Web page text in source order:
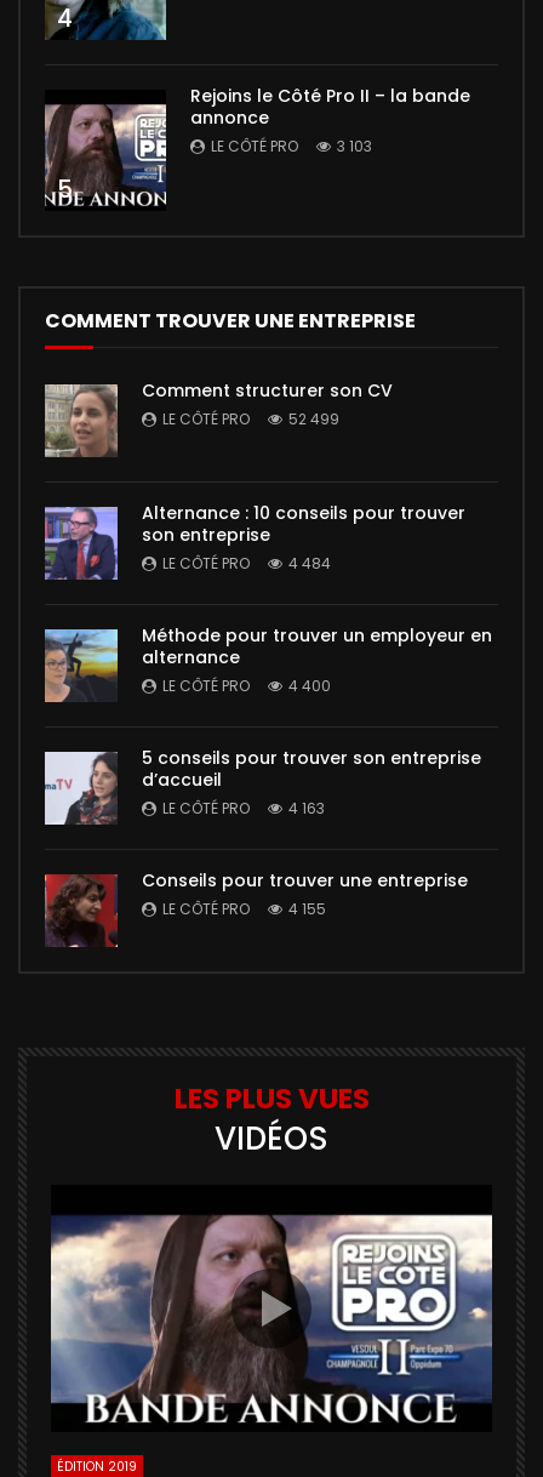
4
5
Rejoins le Côté Pro II – la bande
annonce
LE CÔTÉ PRO 3 103
COMMENT TROUVER UNE ENTREPRISE
Comment structurer son CV
LE CÔTÉ PRO 52 499
Alternance : 10 conseils pour trouver
son entreprise
LE CÔTÉ PRO 4 484
Méthode pour trouver un employeur en
alternance
LE CÔTÉ PRO 4 400
5 conseils pour trouver son entreprise
d’accueil
LE CÔTÉ PRO 4 163
Conseils pour trouver une entreprise
LE CÔTÉ PRO 4 155
LES PLUS VUES
VIDÉOS
ÉDITION 2019